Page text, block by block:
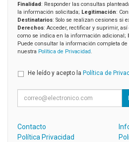
Finalidad: Responder las consultas
la información solicitada; Legitimación:
Destinatarios: Solo se realizan cesiones si
Derechos: Acceder, rectificar y suprimir, así
como se indica en la información adicional;
Puede consultar la información completa de
nuestra Política de Privacidad
He leído y acepto la Política de
Contacto
Política Privacidad